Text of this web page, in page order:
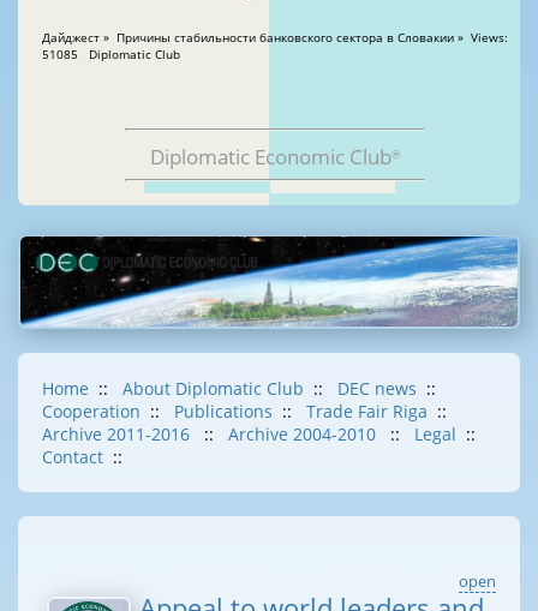
Дайджест » Причины стабильности банковского сектора в Словакии » Views:
51085 Diplomatic Club
Diplomatic Economic Club®
Home :: About Diplomatic Club :: DEC news ::
Cooperation :: Publications :: Trade Fair Riga ::
Archive 2011-2016
:: Archive 2004-2010 :: Legal ::
Contact ::
open